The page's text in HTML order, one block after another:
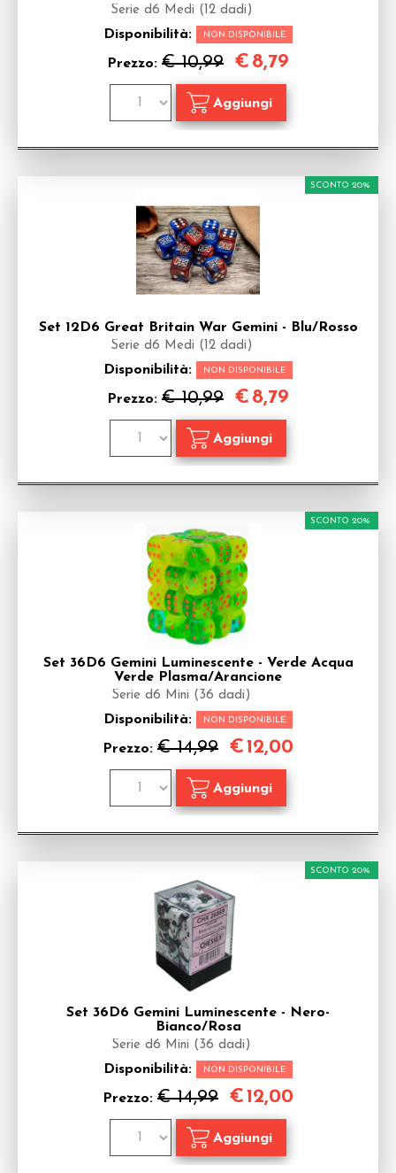
Serie d6 Medi (12 dadi)
Disponibilità: NON DISPONIBILE
Prezzo: € 10,99 € 8,79
Set 12D6 Great Britain War Gemini - Blu/Rosso
Serie d6 Medi (12 dadi)
Disponibilità: NON DISPONIBILE
Prezzo: € 10,99
SCONTO 20%
€ 8,79
Set 36D6 Gemini Luminescente - Verde Acqua
Verde Plasma/Arancione
Serie d6 Mini (36 dadi)
Disponibilità: NON DISPONIBILE
Prezzo: € 14,99
SCONTO 20%
€12,00
Set 36D6 Gemini Luminescente - Nero-
Bianco/Rosa
Serie d6 Mini (36 dadi)
Disponibilità: NON DISPONIBILE
Prezzo: € 14,99
SCONTO 20%
€12,00